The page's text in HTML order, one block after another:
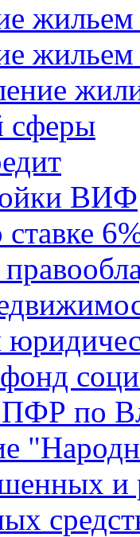
жильем
сферы
ВИФ
ставке
по
и